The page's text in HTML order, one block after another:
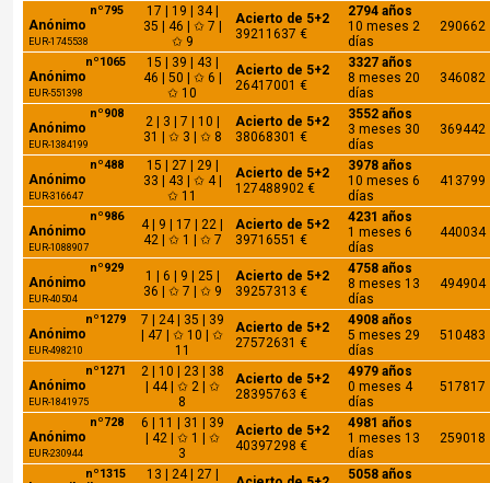
nº795
Anónimo
EUR-1745538
17 | 19 | 34 |
35 | 46 | ✩ 7 |
✩ 9
Acierto de 5+2
39211637 €
2794 años
10 meses 2
días
290662
nº1065
Anónimo
EUR-551398
15 | 39 | 43 |
46 | 50 | ✩ 6 |
✩ 10
Acierto de 5+2
26417001 €
3327 años
8 meses 20
días
346082
nº908
Anónimo
EUR-1384199
2 | 3 | 7 | 10 |
31 | ✩ 3 | ✩ 8
Acierto de 5+2
38068301 €
3552 años
3 meses 30
días
369442
nº488
Anónimo
EUR-316647
15 | 27 | 29 |
33 | 43 | ✩ 4 |
✩ 11
Acierto de 5+2
127488902 €
3978 años
10 meses 6
días
413799
nº986
Anónimo
EUR-1088907
4 | 9 | 17 | 22 |
42 | ✩ 1 | ✩ 7
Acierto de 5+2
39716551 €
4231 años
1 meses 6
días
440034
nº929
Anónimo
EUR-40504
1 | 6 | 9 | 25 |
36 | ✩ 7 | ✩ 9
Acierto de 5+2
39257313 €
4758 años
8 meses 13
días
494904
nº1279
Anónimo
EUR-498210
7 | 24 | 35 | 39
| 47 | ✩ 10 | ✩
11
Acierto de 5+2
27572631 €
4908 años
5 meses 29
días
510483
nº1271
Anónimo
EUR-1841975
2 | 10 | 23 | 38
| 44 | ✩ 2 | ✩
8
Acierto de 5+2
28395763 €
4979 años
0 meses 4
días
517817
nº728
Anónimo
EUR-230944
6 | 11 | 31 | 39
| 42 | ✩ 1 | ✩
3
Acierto de 5+2
40397298 €
4981 años
1 meses 13
días
259018
nº1315
13 | 24 | 27 |
5058 años